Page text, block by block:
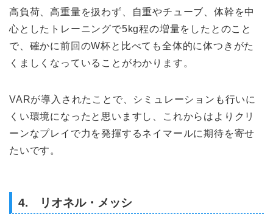
高負荷、高重量を扱わず、自重やチューブ、体幹を中
心としたトレーニングで5kg程の増量をしたとのこと
で、確かに前回のW杯と比べても全体的に体つきがた
くましくなっていることがわかります。
VARが導入されたことで、シミュレーションも行いに
くい環境になったと思いますし、これからはよりクリ
ーンなプレイで力を発揮するネイマールに期待を寄せ
たいです。
4. リオネル・メッシ